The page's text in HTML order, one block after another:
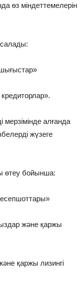
өз міндеттемелерін
мерзімінде алғанда
жүзеге
өтеу бойынша:
есепшоттары»
және қаржы
қаржы лизингі